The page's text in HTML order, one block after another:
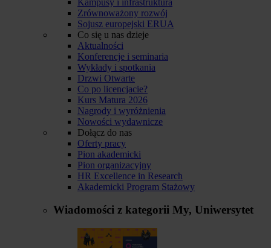
Zrównoważony rozwój
Sojusz europejski ERUA
Co się u nas dzieje
Aktualności
Konferencje i seminaria
Wykłady i spotkania
Drzwi Otwarte
Co po licencjacie?
Kurs Matura 2026
Nagrody i wyróżnienia
Nowości wydawnicze
Dołącz do nas
Oferty pracy
Pion akademicki
Pion organizacyjny
HR Excellence in Research
Akademicki Program Stażowy
Wiadomości z kategorii My, Uniwersytet